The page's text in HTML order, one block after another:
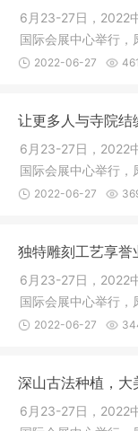
6月23-27日，2022
国际会展中心举行，
境人群生
2022-06-27
让更多人与寺院结
6月23-27日，2022
国际会展中心举行，
境人群生
2022-06-27
独特雕刻工艺享誉
6月23-27日，2022
国际会展中心举行，
境人群生
2022-06-27
深山古法种植，大
6月23-27日，2022